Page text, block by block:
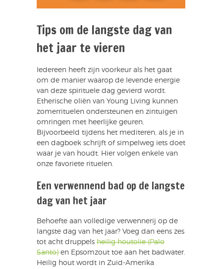
Tips om de langste dag van
het jaar te vieren
Iedereen heeft zijn voorkeur als het gaat
om de manier waarop de levende energie
van deze spirituele dag gevierd wordt.
Etherische oliën van Young Living kunnen
zomerrituelen ondersteunen en zintuigen
omringen met heerlijke geuren.
Bijvoorbeeld tijdens het mediteren, als je in
een dagboek schrijft of simpelweg iets doet
waar je van houdt. Hier volgen enkele van
onze favoriete rituelen.
Een verwennend bad op de langste
dag van het jaar
Behoefte aan volledige verwennerij op de
langste dag van het jaar? Voeg dan eens zes
tot acht druppels heilig houtolie (Palo
Santo) en Epsomzout toe aan het badwater.
Heilig hout wordt in Zuid-Amerika